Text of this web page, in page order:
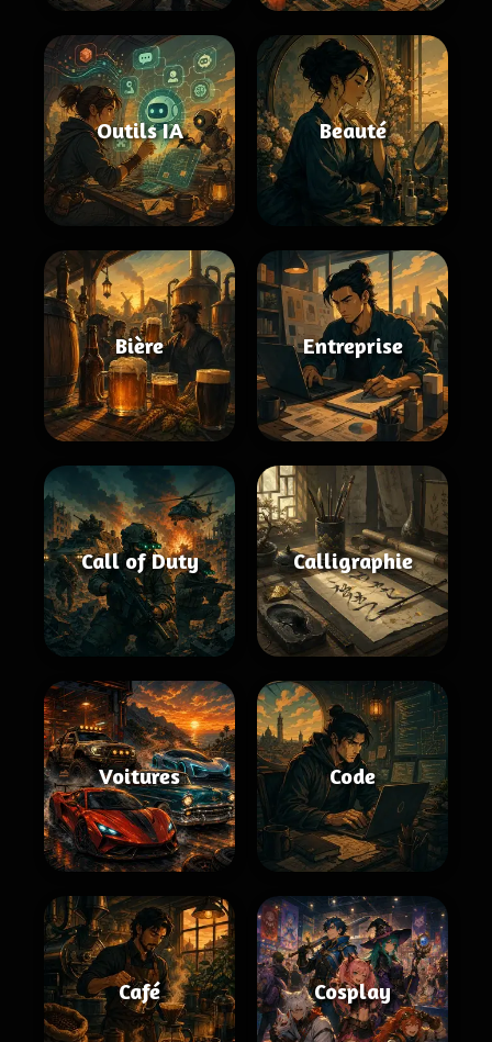
Outils IA Beauté
Bière Entreprise
Call of Duty Calligraphie
Voitures Code
Café Cosplay